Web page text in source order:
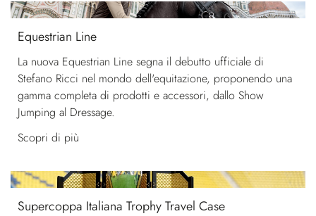
Equestrian Line
La nuova Equestrian Line segna il debutto ufficiale di
Stefano Ricci nel mondo dell'equitazione, proponendo una
gamma completa di prodotti e accessori, dallo Show
Jumping al Dressage.
Scopri di più
Supercoppa Italiana Trophy Travel Case